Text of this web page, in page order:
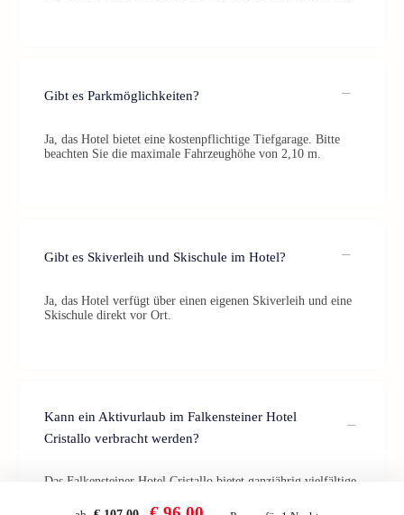
Gibt es Parkmöglichkeiten?
Ja, das Hotel bietet eine kostenpflichtige Tiefgarage. Bitte
beachten Sie die maximale Fahrzeughöhe von 2,10 m.
Gibt es Skiverleih und Skischule im Hotel?
Ja, das Hotel verfügt über einen eigenen Skiverleih und eine
Skischule direkt vor Ort.
Kann ein Aktivurlaub im Falkensteiner Hotel
Cristallo verbracht werden?
Das Falkensteiner Hotel Cristallo bietet ganzjährig vielfältige
ideal für einen abwechslungsreichen Aktivurlaub.